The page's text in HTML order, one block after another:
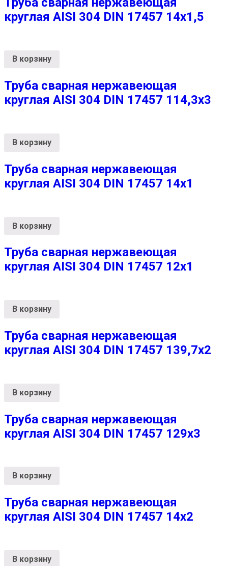
круглая AISI 304 DIN 17457 14х1,5
В корзину
Труба сварная нержавеющая
круглая AISI 304 DIN 17457 114,3х3
В корзину
Труба сварная нержавеющая
круглая AISI 304 DIN 17457 14х1
В корзину
Труба сварная нержавеющая
круглая AISI 304 DIN 17457 12х1
В корзину
Труба сварная нержавеющая
круглая AISI 304 DIN 17457 139,7х2
В корзину
Труба сварная нержавеющая
круглая AISI 304 DIN 17457 129х3
В корзину
Труба сварная нержавеющая
круглая AISI 304 DIN 17457 14х2
В корзину